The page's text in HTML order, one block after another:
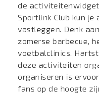
de
Sportlink Club kun
vastleggen. Denk
zomerse barbecue,
voetbalclinics.
deze activiteiten
organiseren is
fans op de hoogte